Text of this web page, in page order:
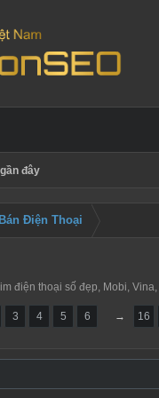
đây
Điện Thoại
điện thoại số đẹp, Mobi, Vina,
3 4 5 6 → 16